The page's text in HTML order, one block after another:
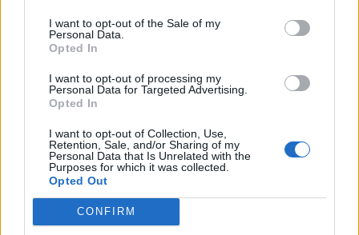
I want to opt-out of the Sale of my
Personal Data.
Opted In
I want to opt-out of processing my
Personal Data for Targeted Advertising.
Opted In
I want to opt-out of Collection, Use,
Retention, Sale, and/or Sharing of my
Personal Data that Is Unrelated with the
Purposes for which it was collected.
Opted Out
CONFIRM
2026. augusztus 08., szombat